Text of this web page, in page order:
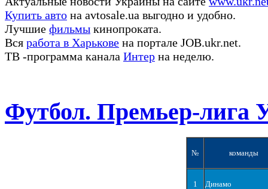
Купить авто на avtosale.ua выгодно и удобно.
Лучшие фильмы кинопроката.
Вся работа в Харькове на портале JOB.ukr.net.
ТВ -программа канала Интер на неделю.
Футбол. Премьер-лига
№ команды
1 Динамо